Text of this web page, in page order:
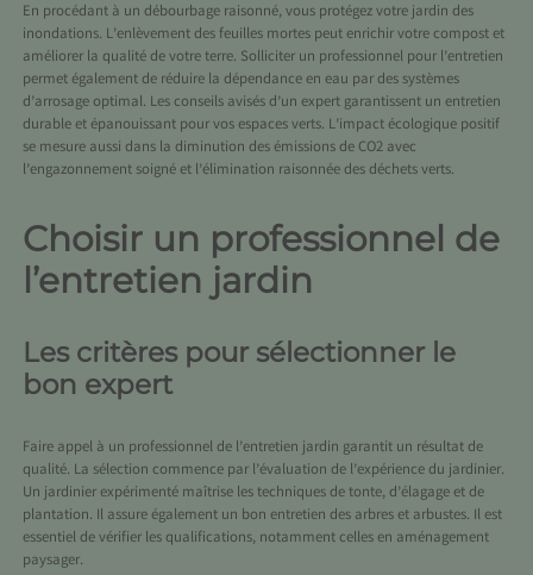
En procédant à un débourbage raisonné, vous protégez votre jardin des
inondations. L’enlèvement des feuilles mortes peut enrichir votre compost et
améliorer la qualité de votre terre. Solliciter un professionnel pour l’entretien
permet également de réduire la dépendance en eau par des systèmes
d’arrosage optimal. Les conseils avisés d’un expert garantissent un entretien
durable et épanouissant pour vos espaces verts. L’impact écologique positif
se mesure aussi dans la diminution des émissions de CO2 avec
l’engazonnement soigné et l’élimination raisonnée des déchets verts.
Choisir un professionnel de
l’entretien jardin
Les critères pour sélectionner le
bon expert
Faire appel à un professionnel de l’entretien jardin garantit un résultat de
qualité. La sélection commence par l’évaluation de l’expérience du jardinier.
Un jardinier expérimenté maîtrise les techniques de tonte, d’élagage et de
plantation. Il assure également un bon entretien des arbres et arbustes. Il est
essentiel de vérifier les qualifications, notamment celles en aménagement
paysager.